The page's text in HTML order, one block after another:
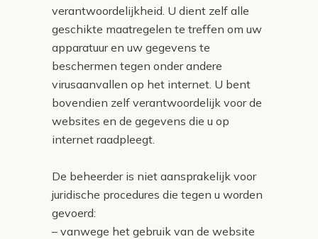
verantwoordelijkheid. U dient zelf alle
geschikte maatregelen te treffen om uw
apparatuur en uw gegevens te
beschermen tegen onder andere
virusaanvallen op het internet. U bent
bovendien zelf verantwoordelijk voor de
websites en de gegevens die u op
internet raadpleegt.
De beheerder is niet aansprakelijk voor
juridische procedures die tegen u worden
gevoerd:
– vanwege het gebruik van de website